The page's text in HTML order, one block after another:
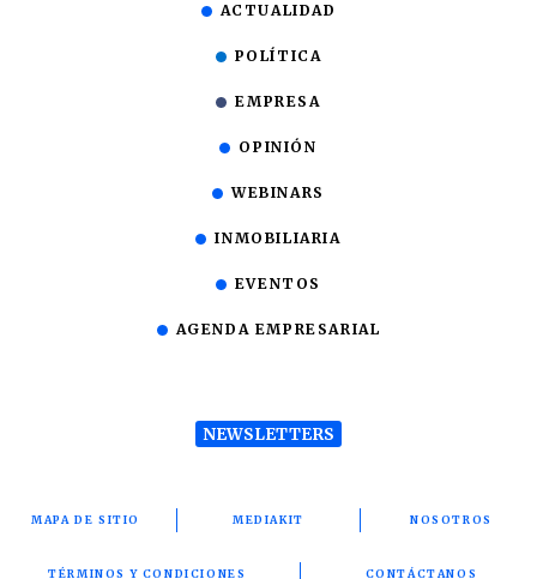
ACTUALIDAD
POLÍTICA
EMPRESA
OPINIÓN
WEBINARS
INMOBILIARIA
EVENTOS
AGENDA EMPRESARIAL
NEWSLETTERS
MAPA DE SITIO MEDIAKIT NOSOTROS
TÉRMINOS Y CONDICIONES CONTÁCTANOS